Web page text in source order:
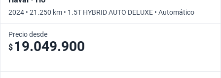
2024 • 21.250 km • 1.5T HYBRID AUTO DELUXE • Automático
Precio desde
$ 19.049.900